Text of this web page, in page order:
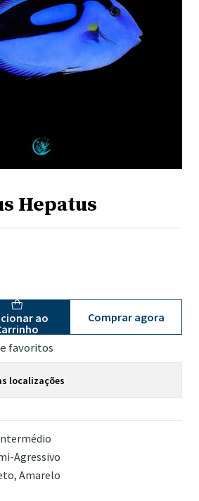
Hepatus
ao
Comprar agora
favoritos
localizações
Agressivo
Amarelo